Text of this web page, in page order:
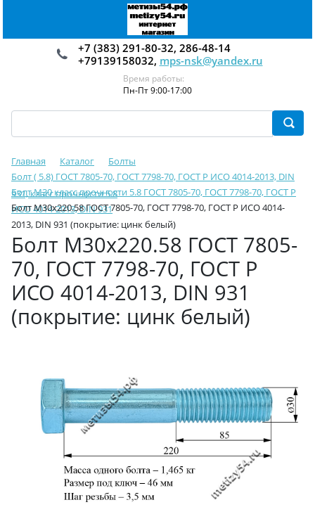
+7 (383) 291-80-32, 286-48-14
+79139158032, mps-nsk@yandex.ru
Время работы:
Пн-Пт 9:00-17:00
Главная Каталог
Болты
Болт ( 5.8) ГОСТ 7805-70, ГОСТ 7798-70, ГОСТ Р ИСО 4014-2013, DIN
931, класс прочности 5.8
Болт М30 класс прочности 5.8 ГОСТ 7805-70, ГОСТ 7798-70, ГОСТ Р
ИСО 4014-2013, DIN 931
Болт М30х220.58 ГОСТ 7805-70, ГОСТ 7798-70, ГОСТ Р ИСО 4014-
2013, DIN 931 (покрытие: цинк белый)
Болт М30х220.58 ГОСТ 7805-
70, ГОСТ 7798-70, ГОСТ Р
ИСО 4014-2013, DIN 931
(покрытие: цинк белый)